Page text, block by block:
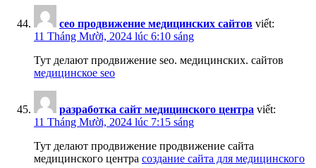
сео продвижение медицинских сайтов viết:
11 Tháng Mười, 2024 lúc 6:10 sáng
Тут делают продвижение seo. медицинских. сайтов
медицинское seo
разработка сайт медицинского центра viết:
11 Tháng Mười, 2024 lúc 7:15 sáng
Тут делают продвижение продвижение сайта
медицинского центра создание сайта для медицинского